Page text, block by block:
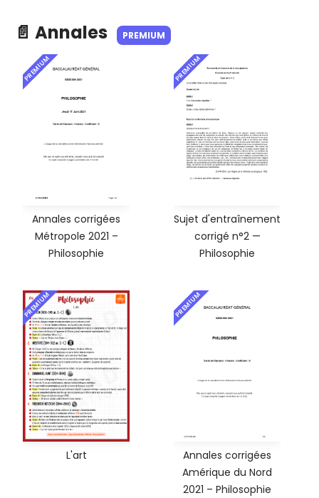
📄 Annales PREMIUM
PREMIUM
Annales corrigées
Métropole 2021 –
Philosophie
PREMIUM
Sujet d'entraînement
corrigé n°2 —
Philosophie
PREMIUM
L'art
PREMIUM
Annales corrigées
Amérique du Nord
2021 – Philosophie